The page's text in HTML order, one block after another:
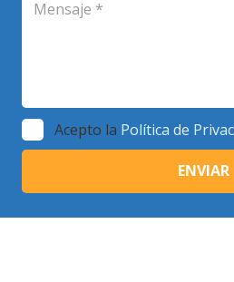
Acepto la Política de